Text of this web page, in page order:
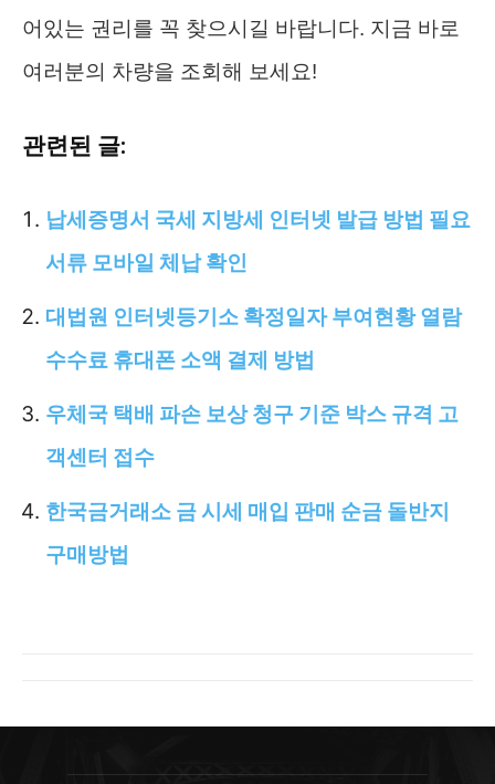
어있는 권리를 꼭 찾으시길 바랍니다. 지금 바로
여러분의 차량을 조회해 보세요!
관련된 글:
납세증명서 국세 지방세 인터넷 발급 방법 필요
서류 모바일 체납 확인
대법원 인터넷등기소 확정일자 부여현황 열람
수수료 휴대폰 소액 결제 방법
우체국 택배 파손 보상 청구 기준 박스 규격 고
객센터 접수
한국금거래소 금 시세 매입 판매 순금 돌반지
구매방법